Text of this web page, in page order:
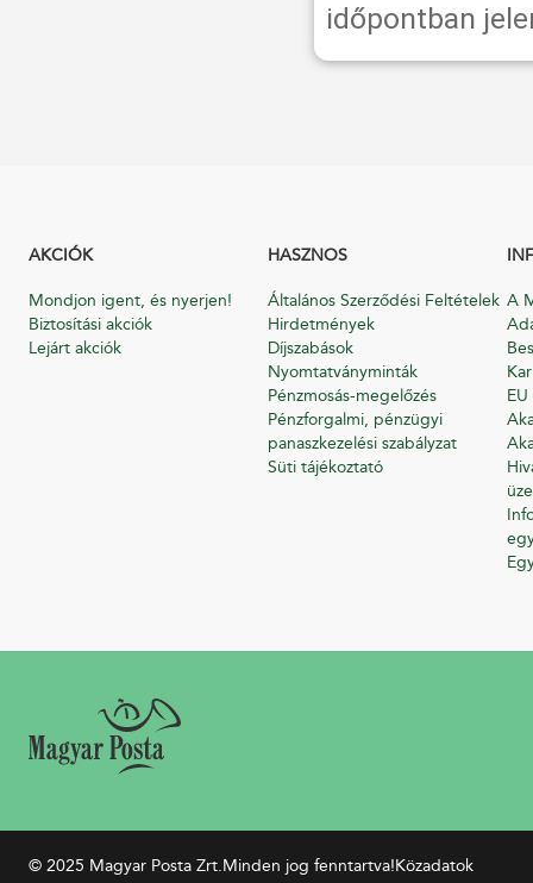
időpontban
AKCIÓK
Mondjon igent, és nyerjen!
Biztosítási akciók
Lejárt akciók
HASZNOS
Általános Szerződési Feltételek
Hirdetmények
Díjszabások
Nyomtatványminták
Pénzmosás-megelőzés
Pénzforgalmi, pénzügyi
panaszkezelési szabályzat
Süti tájékoztató
A
© 2025 Magyar Posta Zrt.Minden jog fenntartva!Közadatok